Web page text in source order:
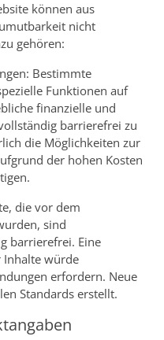
können aus
nicht
gehören:
Bestimmte
Funktionen auf
finanzielle und
barrierefrei zu
die Möglichkeiten zur
der hohen Kosten
die vor dem
sind
barrierefrei. Eine
Inhalte würde
erfordern. Neue
Standards erstellt.